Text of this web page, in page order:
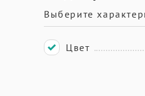
Выберите
Цвет